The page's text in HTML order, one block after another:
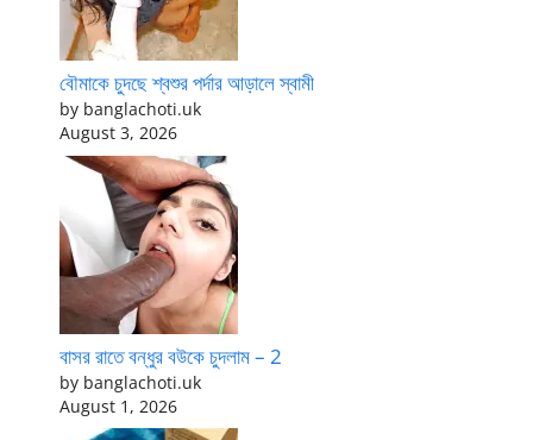
বৌমাকে চুদছে শ্বশুর পর্দার আড়ালে স্বামী
by banglachoti.uk
August 3, 2026
বাসর রাতে বন্ধুর বউকে চুদলাম – 2
by banglachoti.uk
August 1, 2026